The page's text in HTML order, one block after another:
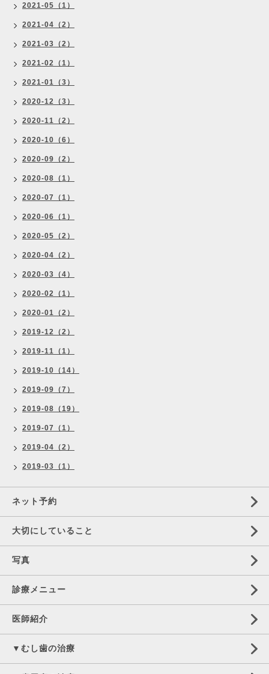
2021-05（1）
2021-04（2）
2021-03（2）
2021-02（1）
2021-01（3）
2020-12（3）
2020-11（2）
2020-10（6）
2020-09（2）
2020-08（1）
2020-07（1）
2020-06（1）
2020-05（2）
2020-04（2）
2020-03（4）
2020-02（1）
2020-01（2）
2019-12（2）
2019-11（1）
2019-10（14）
2019-09（7）
2019-08（19）
2019-07（1）
2019-04（2）
2019-03（1）
ネット予約
大切にしていること
写真
診療メニュー
医師紹介
▼むし歯の治療